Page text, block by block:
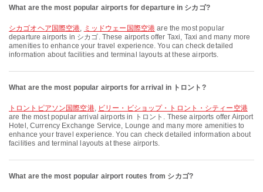
What are the most popular airports for departure in シカゴ?
シカゴオヘア国際空港, ミッドウェー国際空港 are the most popular
departure airports in シカゴ. These airports offer Taxi, Taxi and many more
amenities to enhance your travel experience. You can check detailed
information about facilities and terminal layouts at these airports.
What are the most popular airports for arrival in トロント?
トロントピアソン国際空港, ビリー・ビショップ・トロント・シティー空港
are the most popular arrival airports in トロント. These airports offer Airport
Hotel, Currency Exchange Service, Lounge and many more amenities to
enhance your travel experience. You can check detailed information about
facilities and terminal layouts at these airports.
What are the most popular airport routes from シカゴ?